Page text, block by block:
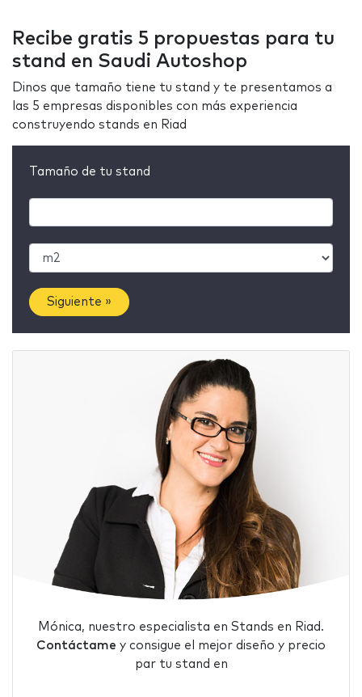
Recibe gratis 5 propuestas para tu
stand en Saudi Autoshop
Dinos que tamaño tiene tu stand y te presentamos a
las 5 empresas disponibles con más experiencia
construyendo stands en Riad
Tamaño de tu stand
Siguiente »
Mónica, nuestro especialista en Stands en Riad.
Contáctame y consigue el mejor diseño y precio
par tu stand en